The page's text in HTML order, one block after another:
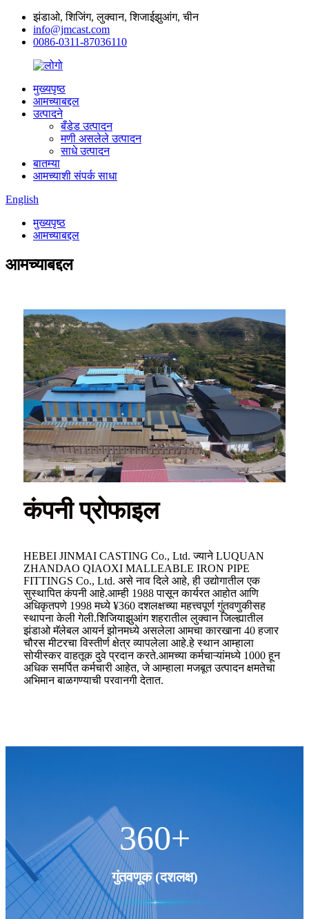
झंडाओ, शिजिंग, लुक्वान, शिजाईझुआंग, चीन
info@jmcast.com
0086-0311-87036110
मुख्यपृष्ठ
आमच्याबद्दल
उत्पादने
बँडेड उत्पादन
मणी असलेले उत्पादन
साधे उत्पादन
बातम्या
आमच्याशी संपर्क साधा
English
मुख्यपृष्ठ
आमच्याबद्दल
आमच्याबद्दल
कंपनी प्रोफाइल
HEBEI JINMAI CASTING Co., Ltd. ज्याने LUQUAN
ZHANDAO QIAOXI MALLEABLE IRON PIPE
FITTINGS Co., Ltd. असे नाव दिले आहे, ही उद्योगातील एक
सुस्थापित कंपनी आहे.आम्ही 1988 पासून कार्यरत आहोत आणि
अधिकृतपणे 1998 मध्ये ¥360 दशलक्षच्या महत्त्वपूर्ण गुंतवणुकीसह
स्थापना केली गेली.शिजियाझुआंग शहरातील लुक्वान जिल्ह्यातील
झंडाओ मॅलेबल आयर्न झोनमध्ये असलेला आमचा कारखाना 40 हजार
चौरस मीटरचा विस्तीर्ण क्षेत्र व्यापलेला आहे.हे स्थान आम्हाला
सोयीस्कर वाहतूक दुवे प्रदान करते.आमच्या कर्मचाऱ्यांमध्ये 1000 हून
अधिक समर्पित कर्मचारी आहेत, जे आम्हाला मजबूत उत्पादन क्षमतेचा
अभिमान बाळगण्याची परवानगी देतात.
360+
गुंतवणूक (दशलक्ष)